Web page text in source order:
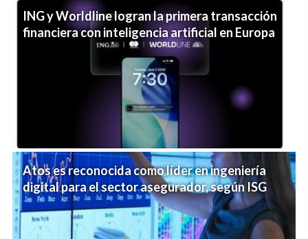
ING y Worldline logran la primera transacción
financiera con inteligencia artificial en Europa
Atos es reconocida como líder en ingeniería
digital para el sector asegurador, según ISG